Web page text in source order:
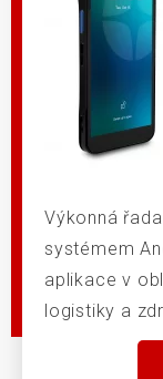
Výkonná
systémem
aplikace v
logistiky a